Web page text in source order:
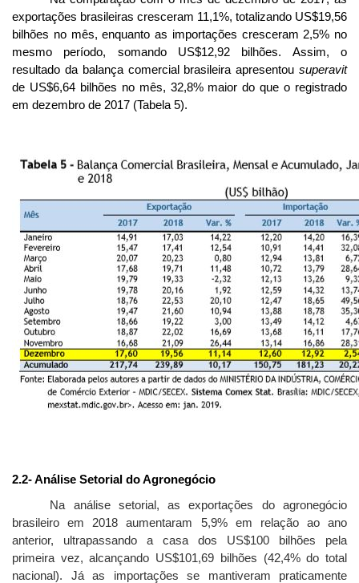
exportações brasileiras cresceram 11,1%, totalizando US$19,56
bilhões no mês, enquanto as importações cresceram 2,5% no
mesmo período, somando US$12,92 bilhões. Assim, o
resultado da balança comercial brasileira apresentou superavit
de US$6,64 bilhões no mês, 32,8% maior do que o registrado
em dezembro de 2017 (Tabela 5).
2.2- Análise Setorial do Agronegócio
Na análise setorial, as exportações do agronegócio
brasileiro em 2018 aumentaram 5,9% em relação ao ano
anterior, ultrapassando a casa dos US$100 bilhões pela
primeira vez, alcançando US$101,69 bilhões (42,4% do total
nacional). Já as importações se mantiveram praticamente